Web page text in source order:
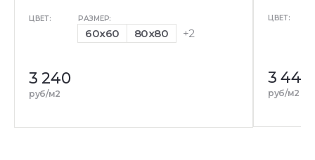
ЦВЕТ: РАЗМЕР:
60x60 80x80 +2
3 240
руб/м2
ЦВЕТ:
3 440
руб/м2